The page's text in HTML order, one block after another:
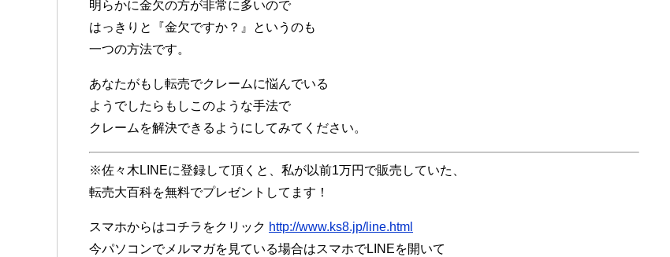
明らかに金欠の方が非常に多いので
はっきりと『金欠ですか？』というのも
一つの方法です。
あなたがもし転売でクレームに悩んでいる
ようでしたらもしこのような手法で
クレームを解決できるようにしてみてください。
※佐々木LINEに登録して頂くと、私が以前1万円で販売していた、
転売大百科を無料でプレゼントしてます！
スマホからはコチラをクリック http://www.ks8.jp/line.html
今パソコンでメルマガを見ている場合はスマホでLINEを開いて